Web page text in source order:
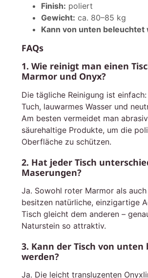
Finish: poliert
Gewicht: ca. 80–85 kg
Kann von unten beleuchtet
FAQs
1. Wie reinigt man einen
Marmor und Onyx?
Die tägliche Reinigung ist
Tuch, lauwarmes Wasser und
Am besten vermeidet man
säurehaltige Produkte, um die
Oberfläche zu schützen.
2. Hat jeder Tisch
Maserungen?
Ja. Sowohl roter Marmor als
besitzen natürliche, einzigartige
Tisch gleicht dem anderen –
Naturstein so attraktiv.
3. Kann der Tisch von
werden?
Ja. Die leicht transluzenten